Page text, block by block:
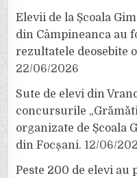
Elevii de la Școala
din Câmpineanca au
rezultatele deosebite
22/06/2026
Sute de elevi din
concursurile
organizate de Școala
din Focșani. 12/06/
Peste 200 de elevi